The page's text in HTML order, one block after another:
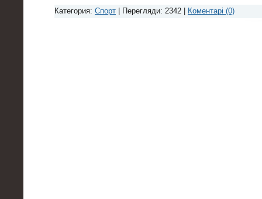
Категория: Спорт | Перегляди: 2342 | Коментарі (0)